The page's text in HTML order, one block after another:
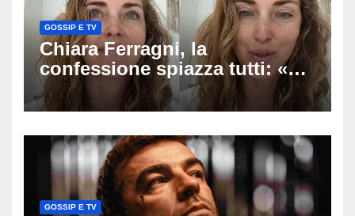
GOSSIP E TV
Chiara Ferragni, la
confessione spiazza tutti: «Un
mio ex voleva che mi rifacessi
il seno». Poi svela i ritocchi di
GOSSIP E TV